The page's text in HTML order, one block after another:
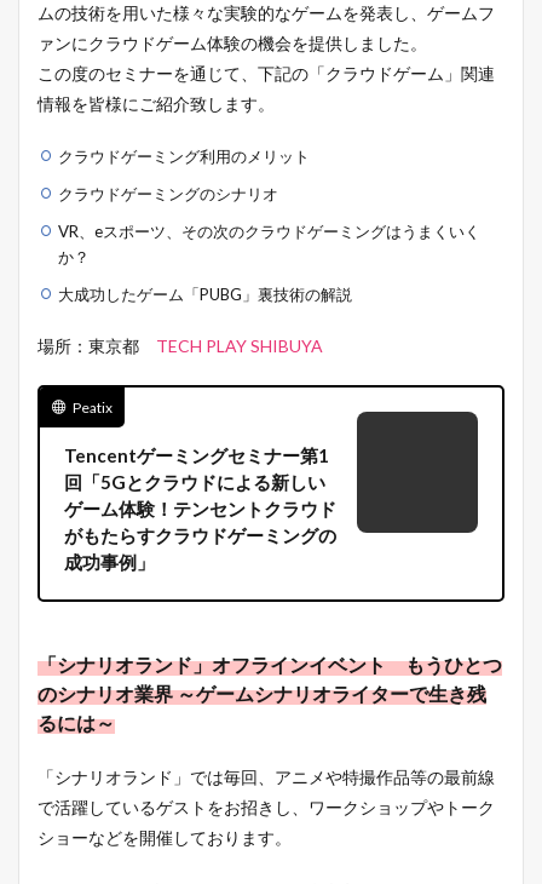
ムの技術を用いた様々な実験的なゲームを発表し、ゲームフ
ァンにクラウドゲーム体験の機会を提供しました。
この度のセミナーを通じて、下記の「クラウドゲーム」関連
情報を皆様にご紹介致します。
クラウドゲーミング利用のメリット
クラウドゲーミングのシナリオ
VR、eスポーツ、その次のクラウドゲーミングはうまくいく
か？
大成功したゲーム「PUBG」裏技術の解説
場所：東京都 TECH PLAY SHIBUYA
Peatix
Tencentゲーミングセミナー第1
回「5Gとクラウドによる新しい
ゲーム体験！テンセントクラウド
がもたらすクラウドゲーミングの
成功事例」
「シナリオランド」オフラインイベント もうひとつ
のシナリオ業界 ～ゲームシナリオライターで生き残
るには～
「シナリオランド」では毎回、アニメや特撮作品等の最前線
で活躍しているゲストをお招きし、ワークショップやトーク
ショーなどを開催しております。